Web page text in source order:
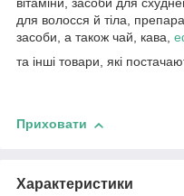
вітаміни, засоби для
для волосся й тіла,
засоби, а також чай, кава,
та інші товари, які
Приховати
Характеристики